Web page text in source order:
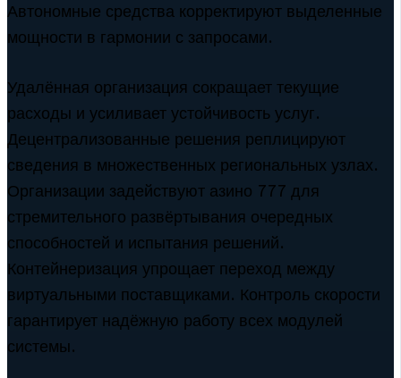
Автономные средства корректируют выделенные
мощности в гармонии с запросами.
Удалённая организация сокращает текущие
расходы и усиливает устойчивость услуг.
Децентрализованные решения реплицируют
сведения в множественных региональных узлах.
Организации задействуют азино 777 для
стремительного развёртывания очередных
способностей и испытания решений.
Контейнеризация упрощает переход между
виртуальными поставщиками. Контроль скорости
гарантирует надёжную работу всех модулей
системы.